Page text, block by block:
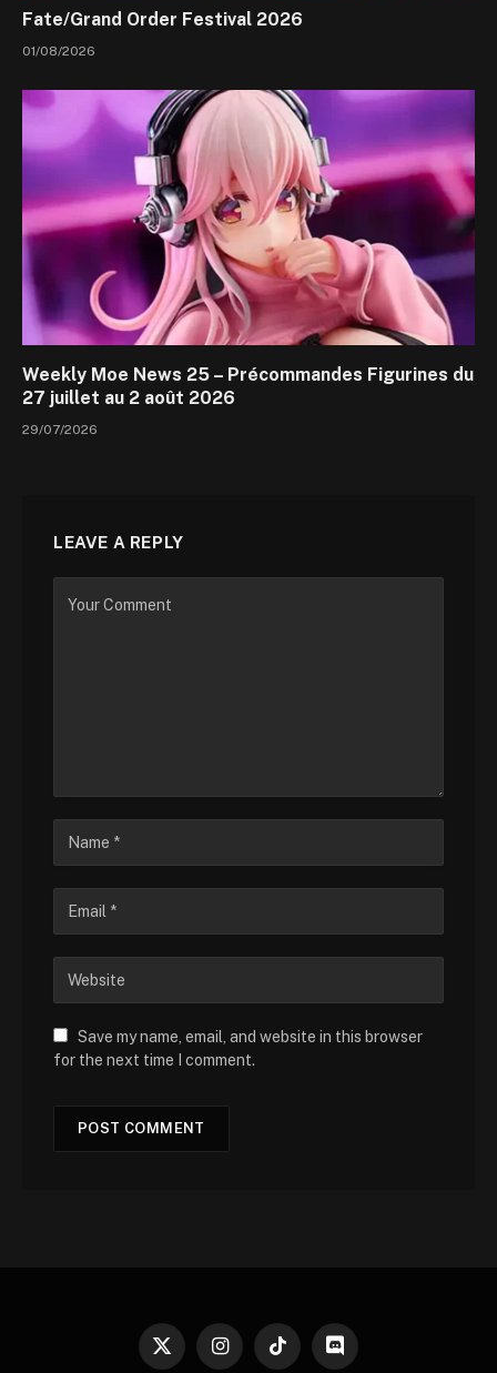
Fate/Grand Order Festival 2026
01/08/2026
Weekly Moe News 25 – Précommandes Figurines du
27 juillet au 2 août 2026
29/07/2026
LEAVE A REPLY
Save my name, email, and website in this browser
for the next time I comment.
X
InstagramTikTok Discord